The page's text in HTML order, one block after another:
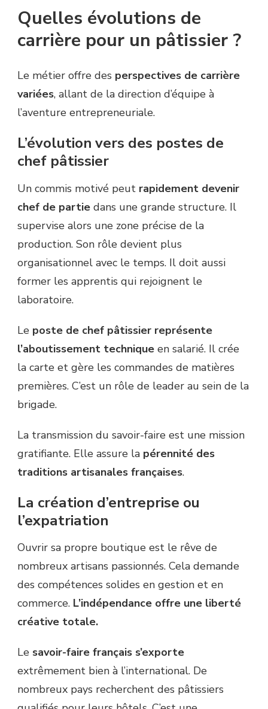
Quelles évolutions de
carrière pour un pâtissier ?
Le métier offre des perspectives de carrière
variées, allant de la direction d’équipe à
l’aventure entrepreneuriale.
L’évolution vers des postes de
chef pâtissier
Un commis motivé peut rapidement devenir
chef de partie dans une grande structure. Il
supervise alors une zone précise de la
production. Son rôle devient plus
organisationnel avec le temps. Il doit aussi
former les apprentis qui rejoignent le
laboratoire.
Le poste de chef pâtissier représente
l’aboutissement technique en salarié. Il crée
la carte et gère les commandes de matières
premières. C’est un rôle de leader au sein de la
brigade.
La transmission du savoir-faire est une mission
gratifiante. Elle assure la pérennité des
traditions artisanales françaises.
La création d’entreprise ou
l’expatriation
Ouvrir sa propre boutique est le rêve de
nombreux artisans passionnés. Cela demande
des compétences solides en gestion et en
commerce. L’indépendance offre une liberté
créative totale.
Le savoir-faire français s’exporte
extrêmement bien à l’international. De
nombreux pays recherchent des pâtissiers